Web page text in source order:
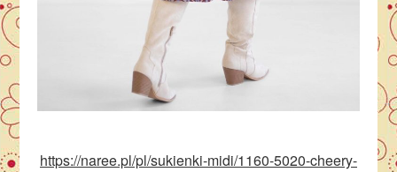
https://naree.pl/pl/sukienki-midi/1160-5020-cheery-